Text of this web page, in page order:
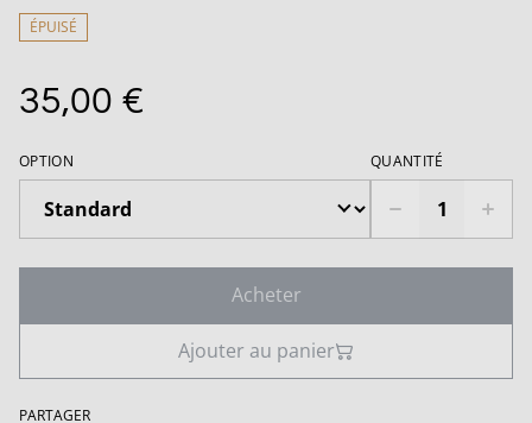
ÉPUISÉ
35,00 €
OPTION QUANTITÉ
Acheter
Ajouter au panier
PARTAGER